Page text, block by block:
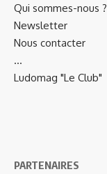
Qui sommes-nous ?
Newsletter
Nous contacter
…
Ludomag "Le Club"
PARTENAIRES